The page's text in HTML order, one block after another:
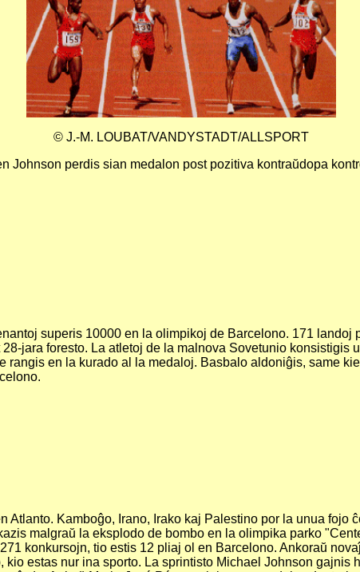
© J.-M. LOUBAT/VANDYSTADT/ALLSPORT
Johnson perdis sian medalon post pozitiva kontraŭdopa
superis 10000 en la olimpikoj de Barcelono. 171 landoj
jara foresto. La atletoj de la malnova Sovetunio konsistigis
rangis en la kurado al la medaloj. Basbalo aldoniĝis, same
Atlanto. Kamboĝo, Irano, Irako kaj Palestino por la unua fojo
malgraŭ la eksplodo de bombo en la olimpika parko
konkursojn, tio estis 12 pliaj ol en Barcelono. Ankoraŭ
estas nur ina sporto. La sprintisto Michael Johnson gajnis